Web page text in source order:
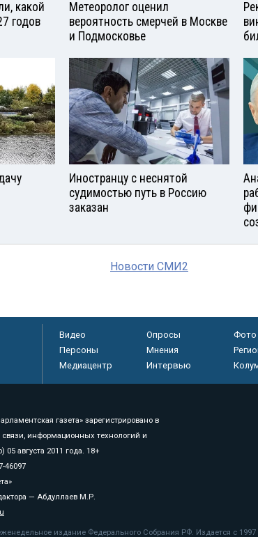
какой
годов
Метеоролог оценил
вероятность смерчей в Москве
и Подмосковье
Иностранцу с неснятой
судимостью путь в Россию
заказан
Новости СМИ2
Видео Опросы
Фото
Персоны
Мнения
Медиацентр
Интервью
газета» зарегистрировано в
информационных технологий и
августа 2011 года. 18+
46097
— Абдуллаев М.Р.
издание Федерального Собрания РФ. Издается с